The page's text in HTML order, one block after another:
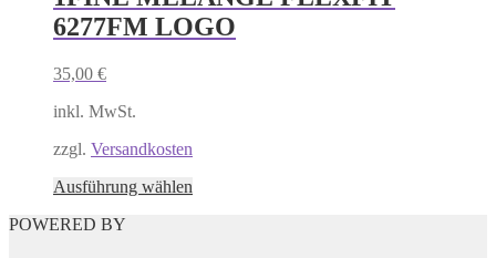
Varianten
auf.
werden
6277FM LOGO
35,00 €
inkl. MwSt.
zzgl. Versandkosten
Ausführung wählen
POWERED BY